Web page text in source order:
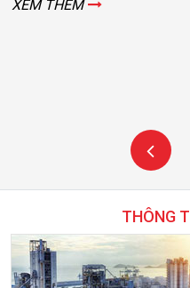
XEM THÊM
THÔNG